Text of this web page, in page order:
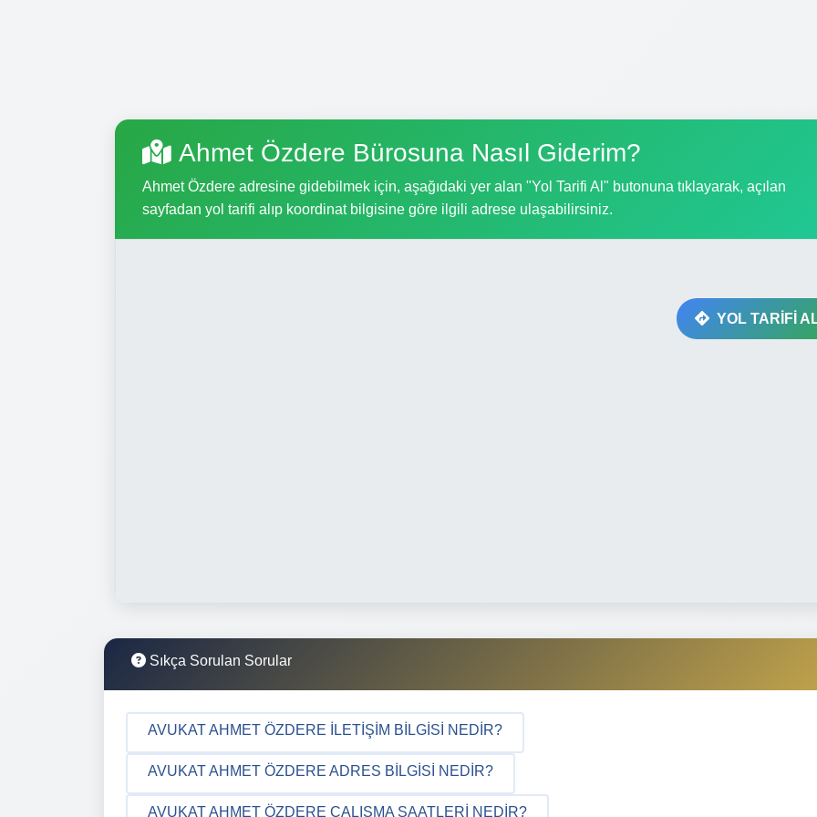
Ahmet Özdere Bürosuna Nasıl Giderim?
Ahmet Özdere adresine gidebilmek için, aşağıdaki yer alan "Yol Tarifi Al" butonuna tıklayarak, açılan
sayfadan yol tarifi alıp koordinat bilgisine göre ilgili adrese ulaşabilirsiniz.
YOL TARİFİ
Sıkça Sorulan Sorular
AVUKAT AHMET ÖZDERE İLETIŞIM BILGISI NEDIR?
AVUKAT AHMET ÖZDERE ADRES BILGISI NEDIR?
AVUKAT AHMET ÖZDERE ÇALIŞMA SAATLERI NEDIR?